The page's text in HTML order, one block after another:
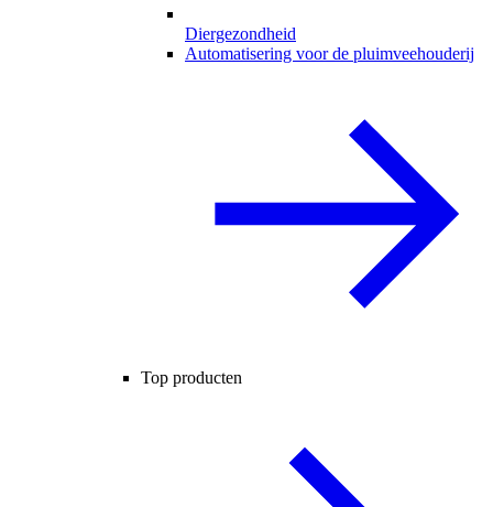
Diergezondheid
Automatisering voor de pluimveehouderij
Top producten